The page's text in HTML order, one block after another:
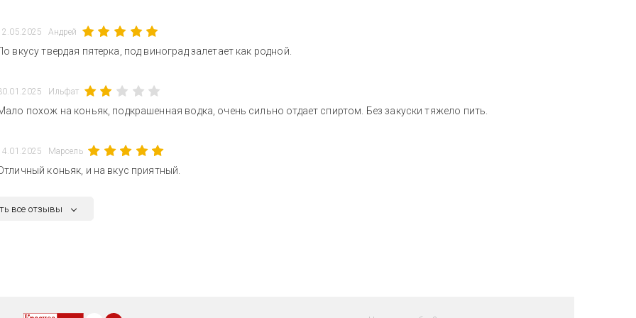
Андрей
вкусу твердая пятерка, под виноград залетает как родной.
Ильфат
похож на коньяк, подкрашенная водка, очень сильно отдает спиртом. Без закуски тяжело пить.
Марсель
коньяк, и на вкус приятный.
все отзывы